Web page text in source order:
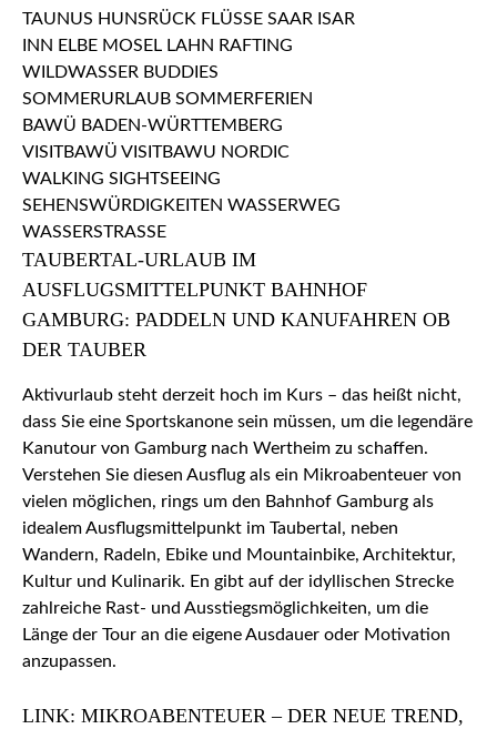
TAUBERTAL-URLAUB IM
AUSFLUGSMITTELPUNKT BAHNHOF
GAMBURG: PADDELN UND KANUFAHREN OB
DER TAUBER
Aktivurlaub steht derzeit hoch im Kurs – das heißt nicht,
dass Sie eine Sportskanone sein müssen, um die legendäre
Kanutour von Gamburg nach Wertheim zu schaffen.
Verstehen Sie diesen Ausflug als ein Mikroabenteuer von
vielen möglichen, rings um den Bahnhof Gamburg als
idealem Ausflugsmittelpunkt im Taubertal, neben
Wandern, Radeln, Ebike und Mountainbike, Architektur,
Kultur und Kulinarik. En gibt auf der idyllischen Strecke
zahlreiche Rast- und Ausstiegsmöglichkeiten, um die
Länge der Tour an die eigene Ausdauer oder Motivation
anzupassen.
LINK: MIKROABENTEUER – DER NEUE TREND,